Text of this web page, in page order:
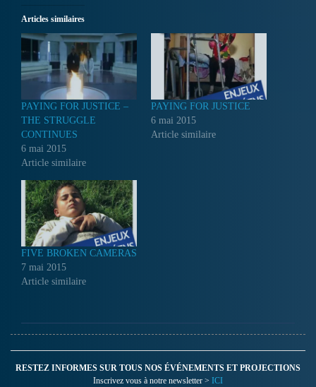
Articles similaires
PAYING FOR JUSTICE –
THE STRUGGLE
CONTINUES
6 mai 2015
Article similaire
PAYING FOR JUSTICE
6 mai 2015
Article similaire
FIVE BROKEN CAMERAS
7 mai 2015
Article similaire
RESTEZ INFORMES SUR TOUS NOS ÉVÉNEMENTS ET PROJECTIONS
Inscrivez vous à notre newsletter > ICI